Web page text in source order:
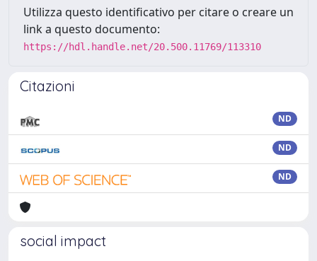
Utilizza questo identificativo per citare o creare un
link a questo documento:
https://hdl.handle.net/20.500.11769/113310
Citazioni
ND
ND
ND
social impact